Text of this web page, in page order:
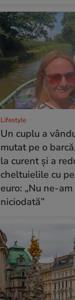
Lifestyle
Un cuplu a
mutat pe o
la curent și a
cheltuielile cu
euro: „Nu ne-
niciodată”